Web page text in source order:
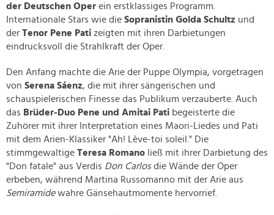
der Deutschen Oper ein erstklassiges Programm.
Internationale Stars wie die Sopranistin Golda Schultz und
der Tenor Pene Pati zeigten mit ihren Darbietungen
eindrucksvoll die Strahlkraft der Oper.
Den Anfang machte die Arie der Puppe Olympia, vorgetragen
von Serena Sáenz, die mit ihrer sängerischen und
schauspielerischen Finesse das Publikum verzauberte. Auch
das Brüder-Duo Pene und Amitai Pati begeisterte die
Zuhörer mit ihrer Interpretation eines Maori-Liedes und Pati
mit dem Arien-Klassiker "Ah! Lève-toi soleil." Die
stimmgewaltige Teresa Romano ließ mit ihrer Darbietung des
"Don fatale" aus Verdis Don Carlosdie Wände der Oper
erbeben, während Martina Russomanno mit der Arie aus
Semiramidewahre Gänsehautmomente hervorrief.